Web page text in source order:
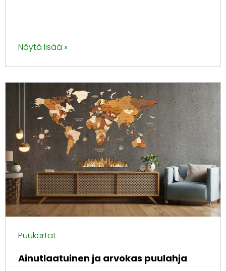
Näytä lisää »
Puukartat
Ainutlaatuinen ja arvokas puulahja